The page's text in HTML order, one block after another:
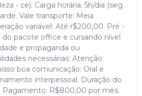
- ce). Carga horária: 5h/dia (seg
Vale transporte: Meia
variável: Até r$200,00. Pré -
do pacote office e cursando nível
e propaganda ou
necessárias: Atenção
boa comunicação: Oral e
interpessoal. Duração do
Pagamento: R$800,00 por mês.